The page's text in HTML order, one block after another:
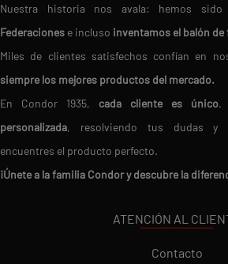
Nuestra historia nos avala: hemos sido
Federaciones e incluso inventamos el balón
Miles de clientes satisfechos confían en
siempre los mejores productos del mercado.
En Condor 1935, cada cliente es único.
personalizada, resolviendo tus dudas y
encuentres el producto perfecto.
¡Únete a la familia Condor y descubre la
ATENCIÓN AL
Contacto